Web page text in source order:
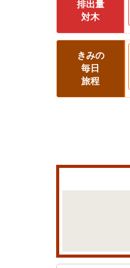
排出量
対木
きみの
毎日
旅程